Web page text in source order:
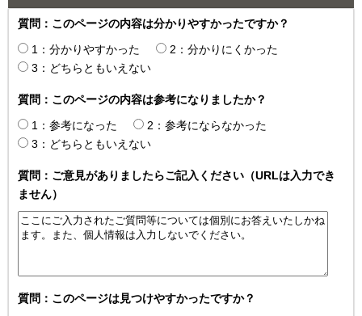
質問：このページの内容は分かりやすかったですか？
1：分かりやすかった
2：分かりにくかった
3：どちらともいえない
質問：このページの内容は参考になりましたか？
1：参考になった
2：参考にならなかった
3：どちらともいえない
質問：ご意見がありましたらご記入ください（URLは入力でき
ません）
質問：このページは見つけやすかったですか？